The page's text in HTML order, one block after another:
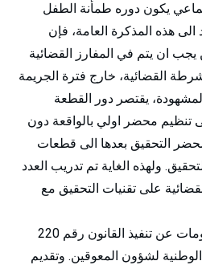
يكون دوره طمأنة الطفل
الى هذه المذكرة العامة، فإن
ان يتم في المفارز القضائية
القضائية، خارج فترة الجريمة
يقتصر دور القطعة
تنظيم محضر اولي بالواقعة دون
التحقيق بعدها الى قطعات
ولهذه الغاية تم تدريب العدد
على تقنيات التحقيق مع
كما طلبت اللجنة تقديم معلومات عن تنفيذ القانون رقم 220
لشؤون المعوقين. وتقديم